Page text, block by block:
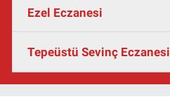
Ezel Eczanesi
Tepeüstü Sevinç Eczanesi